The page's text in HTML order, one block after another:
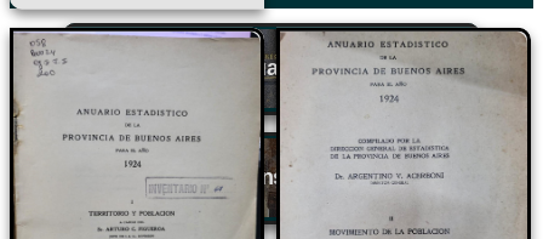
Anuarios
Censos